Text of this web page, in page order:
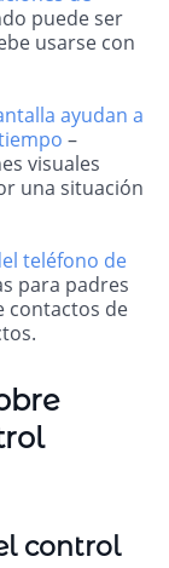
puede ser
usarse con
ayudan a
–
visuales
una situación
teléfono de
para padres
contactos de
control